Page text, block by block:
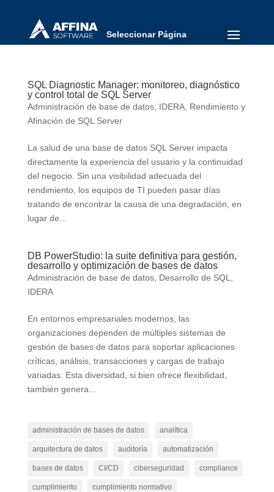
Seleccionar Página
SQL Diagnostic Manager: monitoreo, diagnóstico
y control total de SQL Server
Administración de base de datos, IDERA, Rendimiento y
Afinación de SQL Server
La salud de una base de datos SQL Server impacta
directamente la experiencia del usuario y la continuidad
del negocio. Sin una visibilidad adecuada del
rendimiento, los equipos de TI pueden pasar días
tratando de encontrar la causa de una degradación, en
lugar de...
DB PowerStudio: la suite definitiva para gestión,
desarrollo y optimización de bases de datos
Administración de base de datos, Desarrollo de SQL
IDERA
En entornos empresariales modernos, las
organizaciones dependen de múltiples sistemas de
gestión de bases de datos para soportar aplicaciones
críticas, análisis, transacciones y cargas de trabajo
variadas. Esta diversidad, si bien ofrece flexibilidad,
también genera...
administración de bases de datos analítica
arquitectura de datos auditoría automatización
bases de datos CI/CD ciberseguridad compliance
cumplimiento cumplimiento normativo